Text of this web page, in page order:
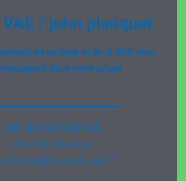
/ john planquet
du secteur et de la VAE vous
dans votre projet
06 46 00 08 96
24430 Marsac